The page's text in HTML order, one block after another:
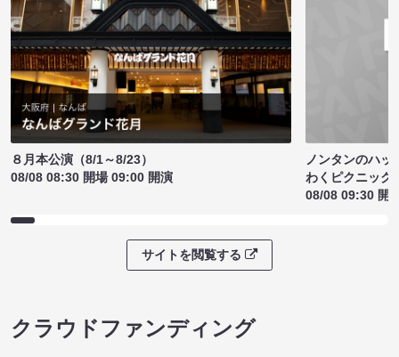
８月本公演（8/1～8/23）
08/08 08:30 開場 09:00 開演
ノンタンのハッ
わくピクニック
08/08 09:30 開
サイトを閲覧する
クラウドファンディング